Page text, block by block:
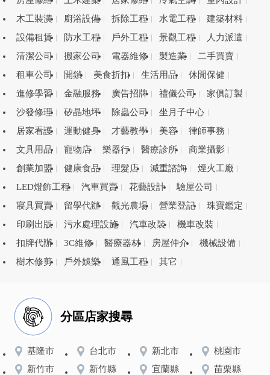
木工裝潢
廚浴設備 拆除工程 水電工程
建築材料
設備租賃
防水工程 戶外工程 景觀工程
人力派遣
清潔公司
搬家公司 電器維修 製造業
二手買賣
租車公司
開鎖 美食折扣 生活用品
休閒保健
進修學習
金融服務 廣告招牌 禮儀公司
家俱訂製
沙發修理
矽晶地坪 除蟲公司
坐月子中心
居家看護
運動健身 才藝教學 美容
律師事務
文具用品
寵物店 樂器行 醫療診所
商業攝影
創業加盟
健康食品 理髮店 減重諮詢
煙火工廠
LED燈飾工程
汽車買賣 花藝設計
驗屋公司
寢具買賣
留學代辦 觀光農場 營業登記
珠寶鑑定
印刷出版
污水處理設施 汽車改裝
機車改裝
扣牌代辦
3C維修 醫療器材 房屋仲介
機械設備
樹木修剪
戶外娛樂 通風工程 其它
分區店家搜尋
基隆市 台北市 新北市
桃園市
新竹市
新竹縣 宜蘭縣
苗栗縣